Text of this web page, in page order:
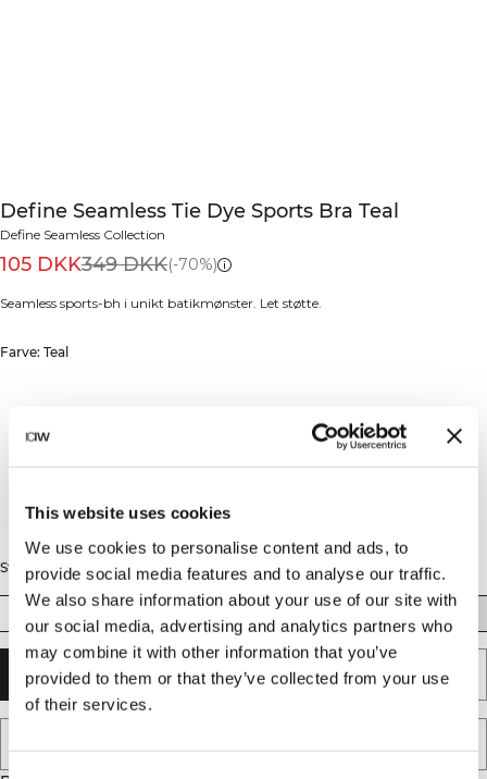
This website uses cookies
We use cookies to personalise content and ads, to
provide social media features and to analyse our traffic.
We also share information about your use of our site with
our social media, advertising and analytics partners who
may combine it with other information that you’ve
provided to them or that they’ve collected from your use
of their services.
Define Seamless Tie Dye Sports Bra Teal
Define Seamless Collection
105 DKK349 DKK(-70%)
Seamless sports-bh i unikt batikmønster. Let støtte.
Farve: Teal
Størrelse
TILFØJ TIL KURV